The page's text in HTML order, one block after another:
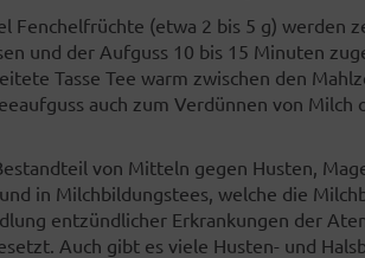
Fenchelfrüchte (etwa 2 bis 5 g) werden
und der Aufguss 10 bis 15 Minuten
Tasse Tee warm zwischen den
auch zum Verdünnen von Milch
von Mitteln gegen Husten,
in Milchbildungstees, welche die
entzündlicher Erkrankungen der
Auch gibt es viele Husten- und